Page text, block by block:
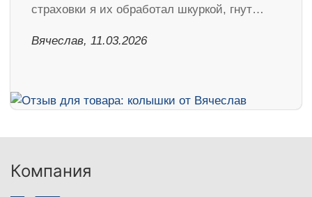
страховки я их обработал шкуркой, гнут…
Вячеслав, 11.03.2026
Компания